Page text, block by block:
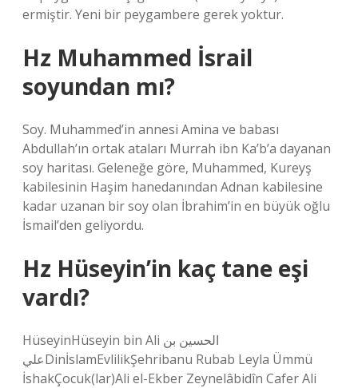
ermiştir. Yeni bir peygambere gerek yoktur.
Hz Muhammed İsrail
soyundan mı?
Soy. Muhammed’in annesi Amina ve babası
Abdullah’ın ortak ataları Murrah ibn Ka’b’a dayanan
soy haritası. Geleneğe göre, Muhammed, Kureyş
kabilesinin Haşim hanedanından Adnan kabilesine
kadar uzanan bir soy olan İbrahim’in en büyük oğlu
İsmail’den geliyordu.
Hz Hüseyin’in kaç tane eşi
vardı?
HüseyinHüseyin bin Ali الحسين بن
عليDinİslamEvlilikŞehribanu Rubab Leyla Ümmü
İshakÇocuk(lar)Ali el-Ekber Zeynelâbidîn Cafer Ali